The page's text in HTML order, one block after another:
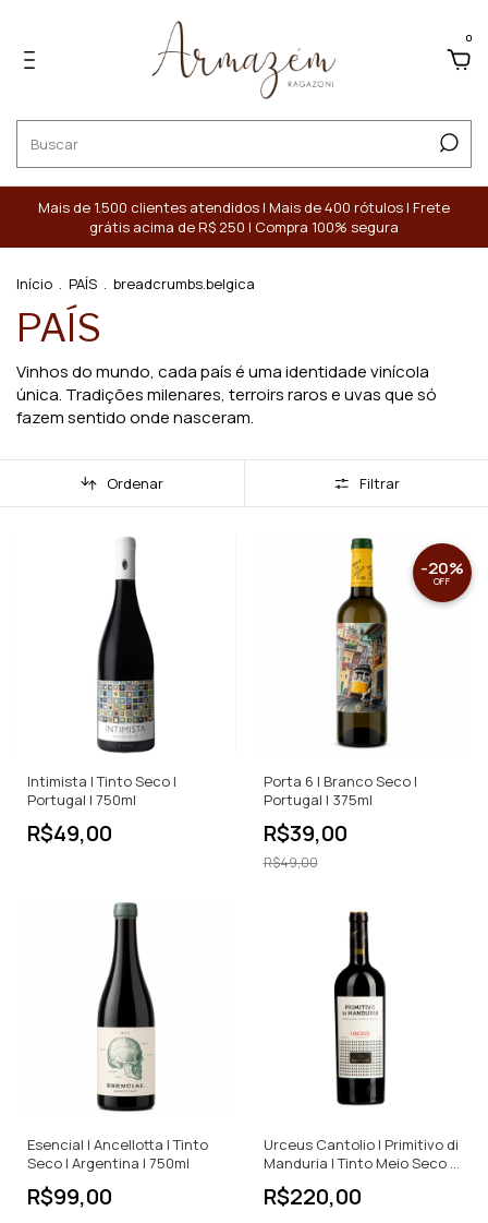
0
Mais de 1.500 clientes atendidos | Mais de 400 rótulos | Frete
grátis acima de R$ 250 | Compra 100% segura
Início . PAÍS . breadcrumbs.belgica
PAÍS
Vinhos do mundo, cada país é uma identidade vinícola
única. Tradições milenares, terroirs raros e uvas que só
fazem sentido onde nasceram.
Ordenar Filtrar
Intimista | Tinto Seco |
Portugal | 750ml
R$49,00
Porta 6 | Branco Seco |
Portugal | 375ml
R$39,00
-20%
OFF
R$49,00
Esencial | Ancellotta | Tinto
Seco | Argentina | 750ml
R$99,00
Urceus Cantolio | Primitivo di
Manduria | Tinto Meio Seco |
750ml
R$220,00